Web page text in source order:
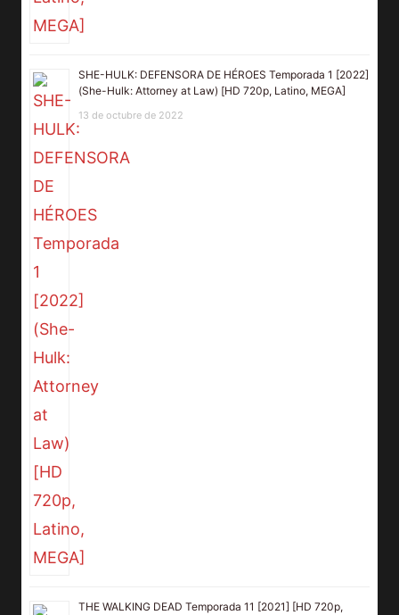
SHE-HULK: DEFENSORA DE HÉROES Temporada 1 [2022]
(She-Hulk: Attorney at Law) [HD 720p, Latino, MEGA]
13 de octubre de 2022
THE WALKING DEAD Temporada 11 [2021] [HD 720p,